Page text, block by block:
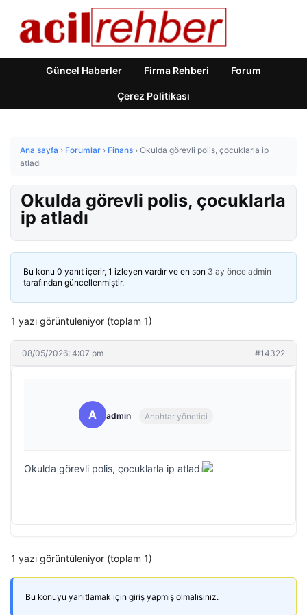
Güncel Haberler Firma Rehberi Forum
Çerez Politikası
Ana sayfa › Forumlar › Finans › Okulda görevli polis, çocuklarla ip
atladı
Okulda görevli polis, çocuklarla
ip atladı
Bu konu 0 yanıt içerir, 1 izleyen vardır ve en son 3 ay önce admin
tarafından güncellenmiştir.
1 yazı görüntüleniyor (toplam 1)
08/05/2026: 4:07 pm #14322
A admin Anahtar yönetici
Okulda görevli polis, çocuklarla ip atladı
1 yazı görüntüleniyor (toplam 1)
Bu konuyu yanıtlamak için giriş yapmış olmalısınız.